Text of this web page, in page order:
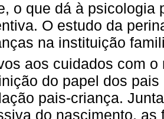
o que dá à psicologia
O estudo da
na instituição
aos cuidados com o
do papel dos
pais-criança.
do nascimento, as